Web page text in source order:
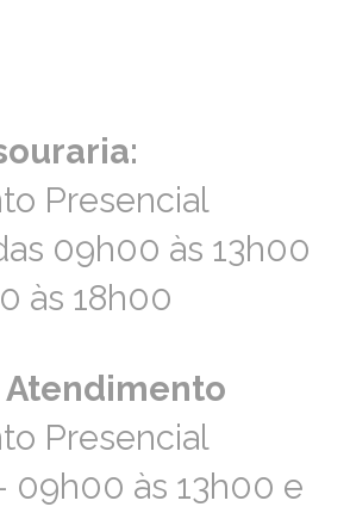
Presencial
09h00 às 13h00
às 18h00
Presencial
09h00 às 13h00
às 18h00
Presencial
09h00 às 13h00 e
Presencial
09h00 às 13h00 e